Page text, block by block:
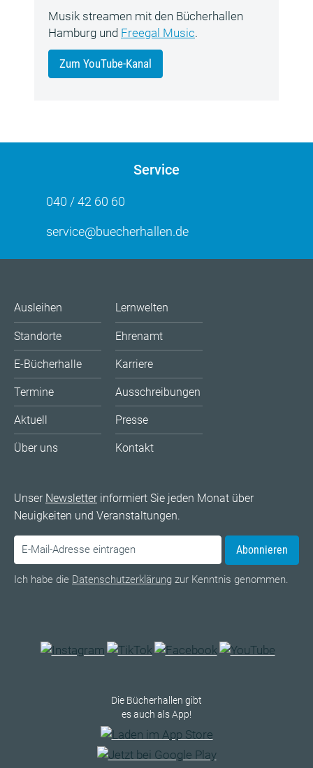
Musik streamen mit den Bücherhallen
Hamburg und Freegal Music.
Zum YouTube-Kanal
Service
040 / 42 60 60
service@buecherhallen.de
Ausleihen
Standorte
E-Bücherhalle
Termine
Aktuell
Über uns
Lernwelten
Ehrenamt
Karriere
Ausschreibungen
Presse
Kontakt
Unser Newsletterinformiert Sie jeden Monat über
Neuigkeiten und Veranstaltungen.
Abonnieren
Ich habe die Datenschutzerklärung zur Kenntnis genommen.
Die Bücherhallen gibt
es auch als App!